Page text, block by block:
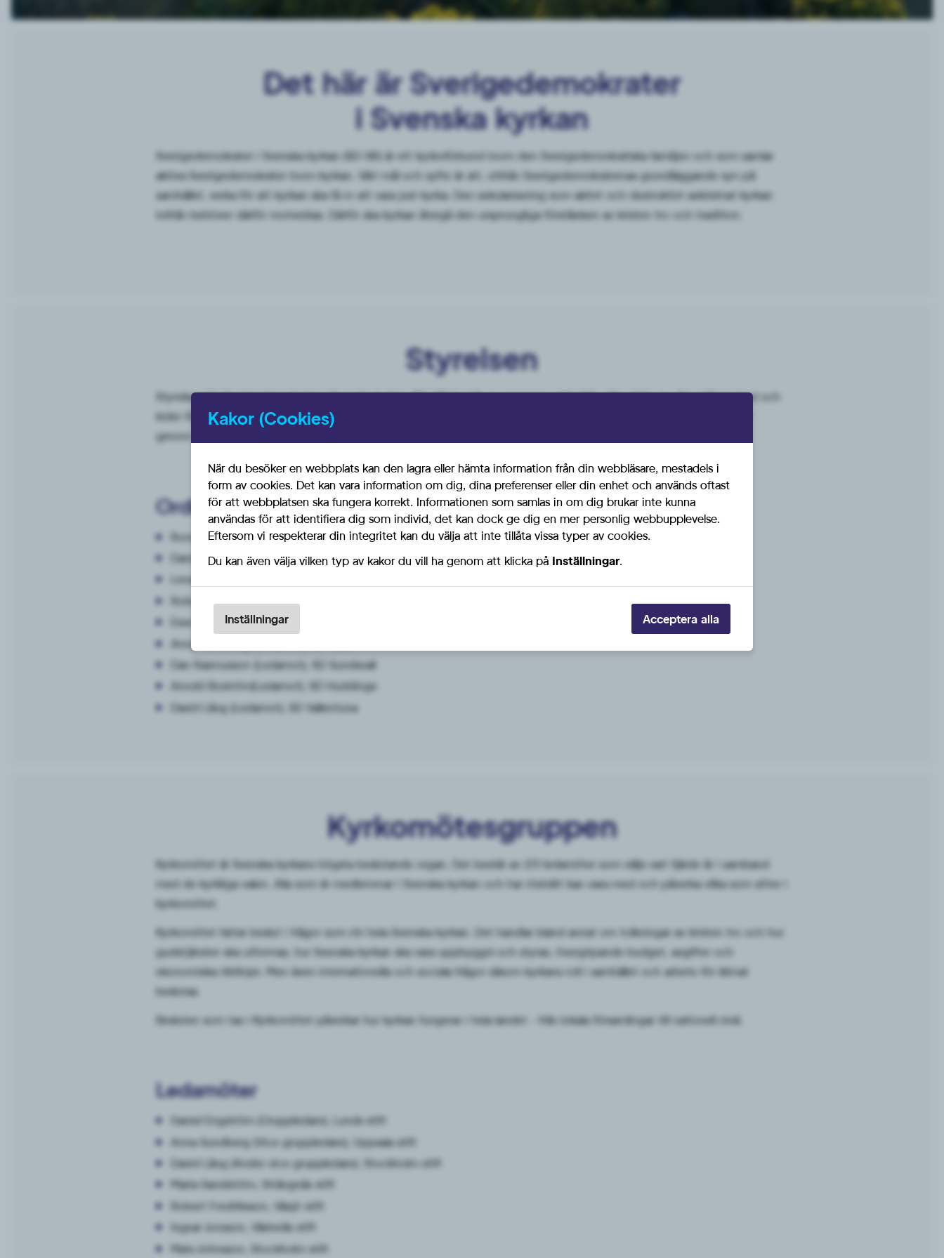
Det här är Sverigedemokrater
i Svenska kyrkan
Sverigedemokrater i Svenska kyrkan (SD-SK) är ett kyrkoförbund inom den Sverigedemokratiska familjen och som samlar
aktiva Sverigedemokrater inom kyrkan. Vårt mål och syfte är att, utifrån Sverigedemokraternas grundläggande syn på
samhället, verka för att kyrkan ska få ro att vara just kyrka. Den sekularisering som aktivt och destruktivt avkristnat kyrkan
inifrån behöver därför motverkas. Därför ska kyrkan återgå den ursprungliga förståelsen av kristen tro och tradition.
Styrelsen
Styrelsen för Sverigedemokrater i Svenska kyrkan (SD-SK) består av personer valda från olika delar av vårt avlånga land och
leder föreningens verksamhet. Vi arbetar för ett gott samarbete och kommunikation mellan SD-SK och SD. Vi agerar
genom vår verksamhet för att få fler Sverigedemokrater aktiva på olika sätt inom Svenska kyrkan.
Ordinarie ledamöter
Ronnie Nilsson (Ordförande), SD Karlskrona
Daniel Engström (Vice ordförande) SD Landskrona
Lena Ferm (Andre vice ordförande) SD Göteborg
Robert Fredriksson (Sekreterare), SD Uppvidinge
Ewa Bejvel (Kassör), SD Osby
Anna Sundberg (Ledamot), SD Gävle
Dan Rasmusson (Ledamot), SD Sundsvall
Arnold Boström(Ledamot), SD Huddinge
David Lång (Ledamot), SD Vallentuna
Suppleanter
Pelle Carlberg, SD Tyresö
Valberedning
Ronja Haienhjelm, SD Åtvidaberg, Sammankallande
Kyrkomötesgruppen
Kyrkomötet är Svenska kyrkans högsta beslutande organ. Det består av 251 ledamöter som väljs vart fjärde år i samband
med de kyrkliga valen. Alla som är medlemmar i Svenska kyrkan och har rösträtt kan vara med och påverka vilka som sitter i
kyrkomötet.
Kyrkomötet fattar beslut i frågor som rör hela Svenska kyrkan. Det handlar bland annat om tolkningar av kristen tro och hur
gudstjänster ska utformas, hur Svenska kyrkan ska vara uppbyggd och styras, övergripande budget, avgifter och
ekonomiska riktlinjer. Men även internationella och sociala frågor såsom kyrkans roll i samhället och arbete för klimat
beslutas.
Besluten som tas i Kyrkomötet påverkar hur kyrkan fungerar i hela landet – från lokala församlingar till nationell nivå.
Ledamöter
Daniel Engström (Gruppledare), Lunds stift
Anna Sundberg (Vice gruppledare), Uppsala stift
David Lång (Andre vice gruppledare), Stockholm stift
Maria Sandström, Strängnäs stift
Robert Fredriksson, Växjö stift
Ingvar Jonsson, Västerås stift
Mats Johnsson, Stockholm stift
Kakor (Cookies)
När du besöker en webbplats kan den lagra eller hämta information från din webbläsare, mestadels i
form av cookies. Det kan vara information om dig, dina preferenser eller din enhet och används oftast
för att webbplatsen ska fungera korrekt. Informationen som samlas in om dig brukar inte kunna
användas för att identifiera dig som individ, det kan dock ge dig en mer personlig webbupplevelse.
Eftersom vi respekterar din integritet kan du välja att inte tillåta vissa typer av cookies.
Du kan även välja vilken typ av kakor du vill ha genom att klicka på Inställningar.
Inställningar Acceptera alla